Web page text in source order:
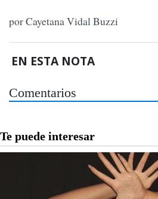
por Cayetana Vidal Buzzi
EN ESTA NOTA
Comentarios